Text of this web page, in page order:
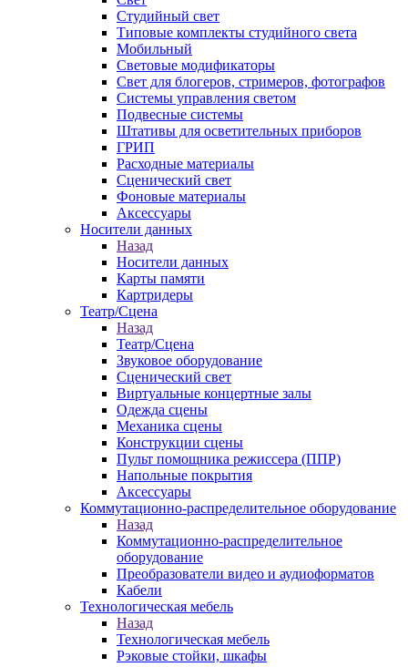
Студийный свет
Типовые комплекты студийного света
Мобильный
Световые модификаторы
Свет для блогеров, стримеров, фотографов
Системы управления светом
Подвесные системы
Штативы для осветительных приборов
ГРИП
Расходные материалы
Сценический свет
Фоновые материалы
Аксессуары
Носители данных
Назад
Носители данных
Карты памяти
Картридеры
Театр/Сцена
Назад
Театр/Сцена
Звуковое оборудование
Сценический свет
Виртуальные концертные залы
Одежда сцены
Механика сцены
Конструкции сцены
Пульт помощника режиссера (ППР)
Напольные покрытия
Аксессуары
Коммутационно-распределительное оборудование
Назад
Коммутационно-распределительное
оборудование
Преобразователи видео и аудиоформатов
Кабели
Технологическая мебель
Назад
Технологическая мебель
Рэковые стойки, шкафы